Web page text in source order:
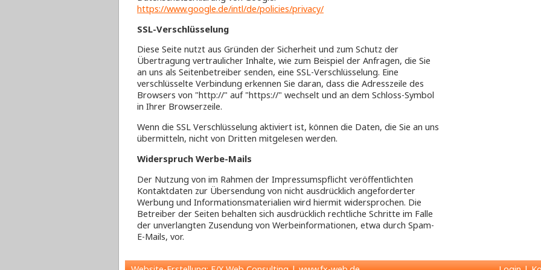
https://www.google.de/intl/de/policies/privacy/
SSL-Verschlüsselung
Diese Seite nutzt aus Gründen der Sicherheit und zum Schutz der
Übertragung vertraulicher Inhalte, wie zum Beispiel der Anfragen, die Sie
an uns als Seitenbetreiber senden, eine SSL-Verschlüsselung. Eine
verschlüsselte Verbindung erkennen Sie daran, dass die Adresszeile des
Browsers von "http://" auf "https://" wechselt und an dem Schloss-Symbol
in Ihrer Browserzeile.
Wenn die SSL Verschlüsselung aktiviert ist, können die Daten, die Sie an uns
übermitteln, nicht von Dritten mitgelesen werden.
Widerspruch Werbe-Mails
Der Nutzung von im Rahmen der Impressumspflicht veröffentlichten
Kontaktdaten zur Übersendung von nicht ausdrücklich angeforderter
Werbung und Informationsmaterialien wird hiermit widersprochen. Die
Betreiber der Seiten behalten sich ausdrücklich rechtliche Schritte im Falle
der unverlangten Zusendung von Werbeinformationen, etwa durch Spam-
E-Mails, vor.